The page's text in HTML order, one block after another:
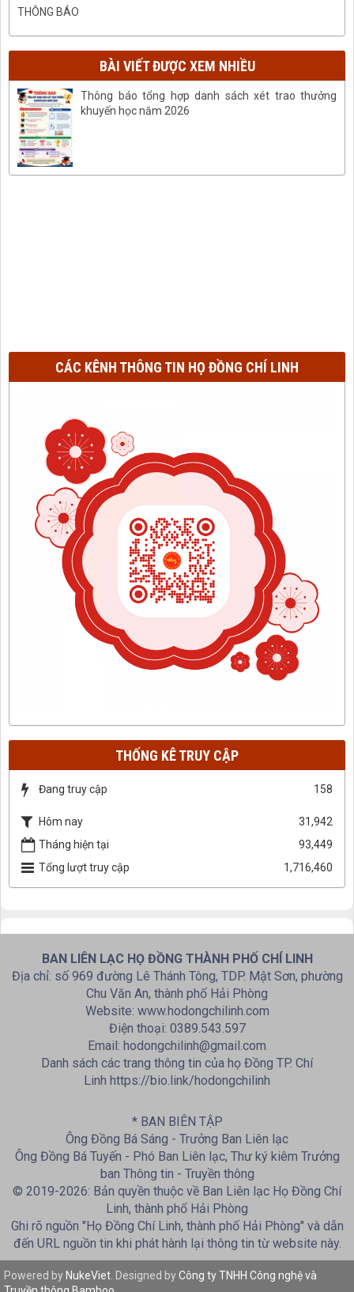
THÔNG BÁO
BÀI VIẾT ĐƯỢC XEM NHIỀU
Thông báo tổng hợp danh sách xét trao thưởng
khuyến học năm 2026
CÁC KÊNH THÔNG TIN HỌ ĐỒNG CHÍ LINH
THỐNG KÊ TRUY CẬP
Đang truy cập 158
Hôm nay
31,942
Tháng hiện tại
93,449
Tổng lượt truy cập
1,716,460
BAN LIÊN LẠC HỌ ĐỒNG THÀNH PHỐ CHÍ LINH
Địa chỉ: số 969 đường Lê Thánh Tông, TDP. Mật Sơn, phường
Chu Văn An, thành phố Hải Phòng
Website: www.hodongchilinh.com
Điện thoại: 0389.543.597
Email: hodongchilinh@gmail.com
Danh sách các trang thông tin của họ Đồng TP. Chí
Linh https://bio.link/hodongchilinh
* BAN BIÊN TẬP
Ông Đồng Bá Sáng - Trưởng Ban Liên lạc
Ông Đồng Bá Tuyến - Phó Ban Liên lạc, Thư ký kiêm Trưởng
ban Thông tin - Truyền thông
© 2019-2026: Bản quyền thuộc về Ban Liên lạc Họ Đồng Chí
Linh, thành phố Hải Phòng
Ghi rõ nguồn "Họ Đồng Chí Linh, thành phố Hải Phòng" và dẫn
đến URL nguồn tin khi phát hành lại thông tin từ website này.
Powered byNukeViet . Designed byCông ty TNHH Công nghệ và